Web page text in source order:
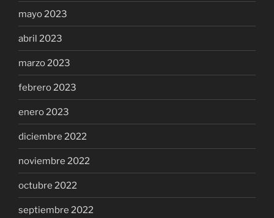
mayo 2023
abril 2023
marzo 2023
febrero 2023
enero 2023
diciembre 2022
noviembre 2022
octubre 2022
septiembre 2022